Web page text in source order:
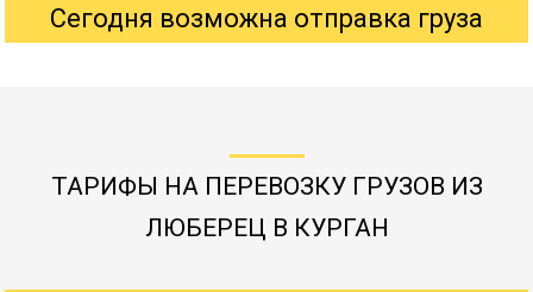
Сегодня возможна отправка груза
ТАРИФЫ НА ПЕРЕВОЗКУ ГРУЗОВ ИЗ
ЛЮБЕРЕЦ В КУРГАН